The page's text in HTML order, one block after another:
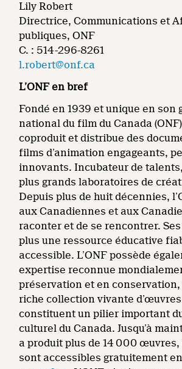
Lily Robert
Directrice, Communications et
publiques, ONF
C. : 514-296-8261
l.robert@onf.ca
L’ONF en bref
Fondé en 1939 et unique en son
national du film du Canada
coproduit et distribue des
films d’animation engageants,
innovants. Incubateur de
plus grands laboratoires de
Depuis plus de huit décennies,
aux Canadiennes et aux
raconter et de se rencontrer.
plus une ressource éducative
accessible. L’ONF possède
expertise reconnue
préservation et en conservation,
riche collection vivante
constituent un pilier important
culturel du Canada. Jusqu’à
a produit plus de 14 000
sont accessibles gratuitement